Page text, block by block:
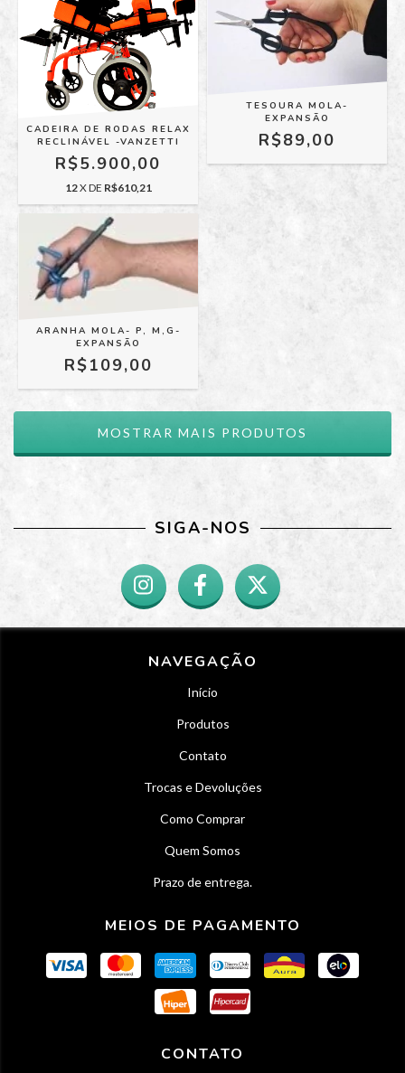
CADEIRA DE RODAS RELAX
RECLINÁVEL -VANZETTI
R$5.900,00
12X DE R$610,21
ARANHA MOLA- P, M,G-
EXPANSÃO
R$109,00
TESOURA MOLA-
EXPANSÃO
R$89,00
MOSTRAR MAIS PRODUTOS
SIGA-NOS
NAVEGAÇÃO
Início
Produtos
Contato
Trocas e Devoluções
Como Comprar
Quem Somos
Prazo de entrega.
MEIOS DE PAGAMENTO
CONTATO